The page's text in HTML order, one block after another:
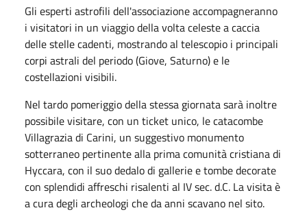
Gli esperti astrofili dell'associazione accompagneranno
i visitatori in un viaggio della volta celeste a caccia
delle stelle cadenti, mostrando al telescopio i principali
corpi astrali del periodo (Giove, Saturno) e le
costellazioni visibili.
Nel tardo pomeriggio della stessa giornata sarà inoltre
possibile visitare, con un ticket unico, le catacombe
Villagrazia di Carini, un suggestivo monumento
sotterraneo pertinente alla prima comunità cristiana di
Hyccara, con il suo dedalo di gallerie e tombe decorate
con splendidi affreschi risalenti al IV sec. d.C. La visita è
a cura degli archeologi che da anni scavano nel sito.